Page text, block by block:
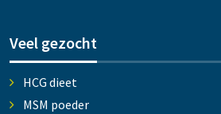
Veel gezocht
HCG dieet
MSM poeder